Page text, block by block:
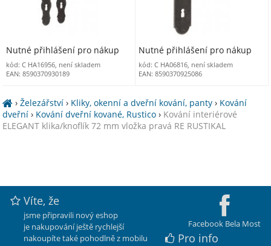
Nutné přihlášení pro nákup
kód: C HA16956, není skladem
EAN: 8590370930189
Nutné přihlášení pro nákup
kód: C HA06816, není skladem
EAN: 8590370925086
›Železářství › Kliky, okenní a dveřní kování, panty › Kování
dveřní › Kování dveřní kované, Rustico › Kování interiérové
ELEGANT klika/knoflík 72 mm vložka pravá RE RUSTIKAL
Facebook Bela Most
Víte, že
jsme připravili nový eshop
je nakupování ještě rychlejší
nakoupíte také pohodlně z mobilu
Pro info